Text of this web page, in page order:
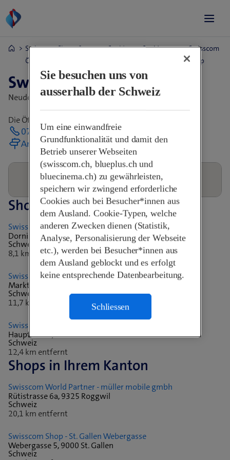
Swisscom Shops &
Öffnungszeiten
Sankt
Sankt
Swisscom
Shop
Swisscom Shop
Neudorfstr. 60,9430 St. Margrethen Sg, Schweiz
Die Öffnungszeiten erfahren Sie direkt im Shop
071 744 55 06
Anreise planen
Shops in der Nähe
Swisscom World Partner - pq mobile GmbH
Dornierstrasse 18, 9423 Altenrhein
Schweiz
8,1 km entfernt
Swisscom Shop - Altstätten SG
Marktgasse 29, 9450 Altstätten
Schweiz
11,7 km entfernt
Swisscom Shop
Hauptstr. 56, 9400 Rorschach
Schweiz
12,4 km entfernt
Shops in Ihrem Kanton
Swisscom World Partner - müller mobile gmbh
Rütistrasse 6a, 9325 Roggwil
Schweiz
20,1 km entfernt
Swisscom Shop - St. Gallen Webergasse
Webergasse 5, 9000 St. Gallen
Schweiz
Sie besuchen uns von
ausserhalb der Schweiz
Um eine einwandfreie
Grundfunktionalität und damit den
Betrieb unserer Webseiten
(swisscom.ch, blueplus.ch und
bluecinema.ch) zu gewährleisten,
speichern wir zwingend erforderliche
Cookies auch bei Besucher*innen aus
dem Ausland. Cookie-Typen, welche
anderen Zwecken dienen (Statistik,
Analyse, Personalisierung der Webseite
etc.), werden bei Besucher*innen aus
dem Ausland geblockt und es erfolgt
keine entsprechende Datenbearbeitung.
Schliessen